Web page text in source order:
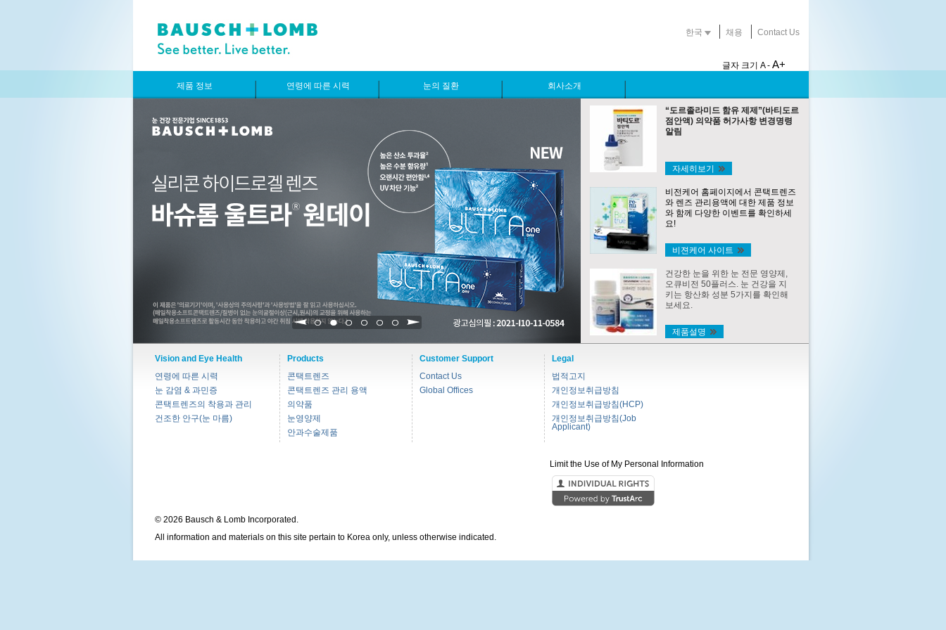
한국 채용 Contact Us
글자 크기 A - A+
제품 정보 연령에 따른 시력 눈의 질환 회사소개
1 2 3 4 5 6
“도르졸라미드 함유 제제”(바티도르
점안액) 의약품 허가사항 변경명령
알림
자세히보기
비전케어 홈페이지에서 콘택트렌즈
와 렌즈 관리용액에 대한 제품 정보
와 함께 다양한 이벤트를 확인하세
요!
비젼케어 사이트
건강한 눈을 위한 눈 전문 영양제,
오큐비전 50플러스. 눈 건강을 지
키는 항산화 성분 5가지를 확인해
보세요.
제품설명
Vision and Eye Health
연령에 따른 시력
눈 감염 & 과민증
콘택트렌즈의 착용과 관리
건조한 안구(눈 마름)
Products
콘택트렌즈
콘택트렌즈 관리 용액
의약품
눈영양제
안과수술제품
Customer Support
Contact Us
Global Offices
Legal
법적고지
개인정보취급방침
개인정보취급방침(HCP)
개인정보취급방침(Job
Applicant)
Limit the Use of My Personal Information
© 2026 Bausch & Lomb Incorporated.
All information and materials on this site pertain to Korea only, unless otherwise indicated.